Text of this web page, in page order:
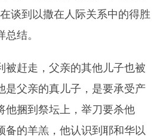
谈到以撒在人际关系中的得胜
结。
被赶走，父亲的其他儿子也被
是父亲的真儿子，是要承受产
他捆到祭坛上，举刀要杀他
备的羊羔，他认识到耶和华以